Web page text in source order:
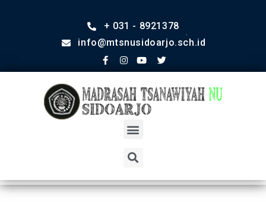
+ 031 - 8921378
info@mtsnusidoarjo.sch.id